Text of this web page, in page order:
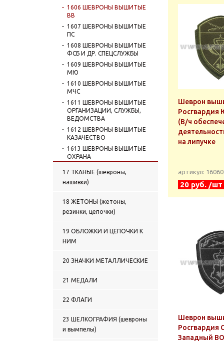
1606 ШЕВРОНЫ ВЫШИТЫЕ
ВВ
1607 ШЕВРОНЫ ВЫШИТЫЕ
ПС
1608 ШЕВРОНЫ ВЫШИТЫЕ
ФСБ И ДР. СПЕЦСЛУЖБЫ
1609 ШЕВРОНЫ ВЫШИТЫЕ
МЮ
1610 ШЕВРОНЫ ВЫШИТЫЕ
МЧС
1611 ШЕВРОНЫ ВЫШИТЫЕ
ОРГАНИЗАЦИИ, СЛУЖБЫ,
ВЕДОМСТВА
1612 ШЕВРОНЫ ВЫШИТЫЕ
КАЗАЧЕСТВО
1613 ШЕВРОНЫ ВЫШИТЫЕ
ОХРАНА
УЧЕБНЫЕ ЗАВЕДЕНИЯ
1615 КУРСОВКИ ВЫШИТЫЕ
1616 ШЕВРОНЫ ВЫШИТЫЕ
ПРОЧИЕ
1617 ШЕВРОНЫ ВЫШИТЫЕ
1618 НАШИВКИ НА ГРУДЬ
ВЫШИТЫЕ ГРУППЫ КРОВИ
ВЫШИТЫЕ ВС
ВЫШИТЫЕ ПС
ВЫШИТЫЕ ВМФ
ВЫШИТЫЕ МВД
1623 НАШИВКИ НА ГРУДЬ
17 ТКАНЫЕ (шевроны,
нашивки)
18 ЖЕТОНЫ (жетоны,
резинки, цепочки)
19 ОБЛОЖКИ И ЦЕПОЧКИ К
НИМ
20 ЗНАЧКИ МЕТАЛЛИЧЕСКИЕ
21 МЕДАЛИ
22 ФЛАГИ
23 ШЕЛКОГРАФИЯ (шевроны
и вымпелы)
Шеврон
(В/ч
на липучке
артикул:
20 руб. /шт
Шеврон
Росгвардия
Западный